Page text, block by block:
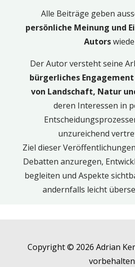
Alle Beiträge geben
persönliche Meinung und
Autors
Der Autor versteht seine
bürgerliches
von Landschaft, Natur
deren Interessen in
unzureichend
Ziel dieser
Debatten anzuregen,
begleiten und Aspekte
andernfalls leicht
Copyright © 2026 Adrian
vorbehalten